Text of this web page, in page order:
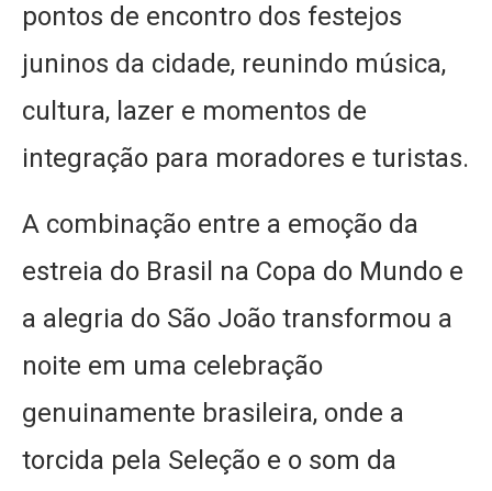
pontos de encontro dos festejos
juninos da cidade, reunindo música,
cultura, lazer e momentos de
integração para moradores e turistas.
A combinação entre a emoção da
estreia do Brasil na Copa do Mundo e
a alegria do São João transformou a
noite em uma celebração
genuinamente brasileira, onde a
torcida pela Seleção e o som da